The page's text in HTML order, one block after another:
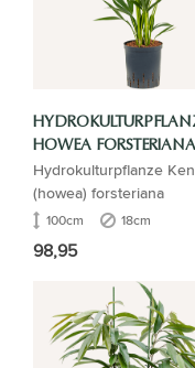
HOWEA FORSTERIANA
Hydrokulturpflanze
(howea) forsteriana
100cm 18cm
98,95